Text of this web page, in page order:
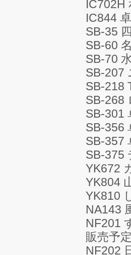
IC702H
IC844
SB-35
SB-60
SB-70
SB-207
SB-218
SB-268
SB-301
SB-356
SB-357
SB-375
YK672
YK804
YK810
NA143
NF201
販売予
NF202